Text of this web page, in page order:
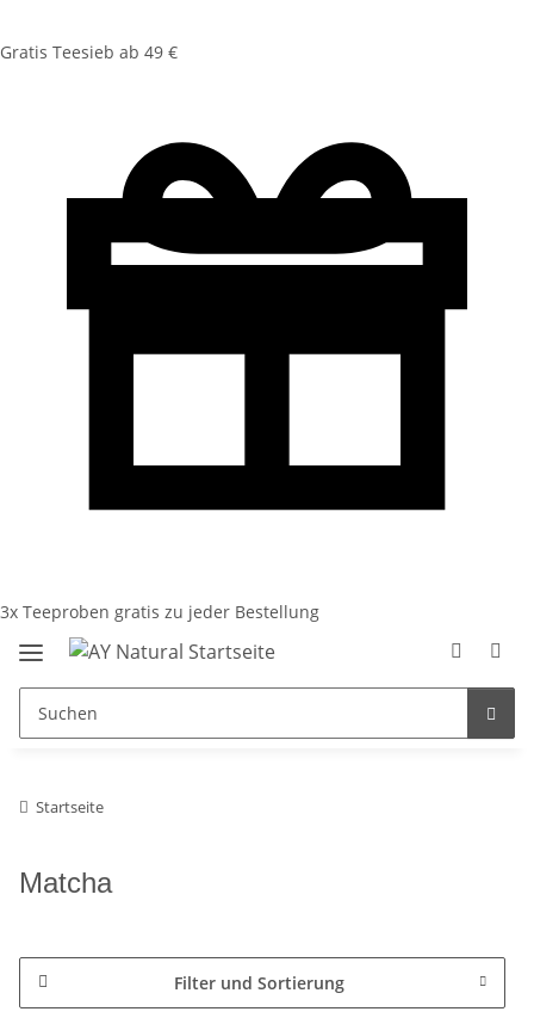
Gratis Teesieb ab 49 €
3x Teeproben gratis zu jeder Bestellung
Startseite
Matcha
Filter und Sortierung